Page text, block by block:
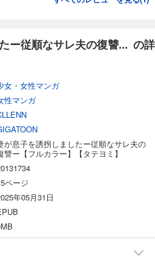
妻が息子を誘拐しましたー従順なサレ夫の復讐ー【フルカラー】【タテヨミ】(17)
る
妻が息子を誘拐しましたー従順なサレ夫の復讐ー【フルカラー】【タテヨミ】(18)
カート
ー従順なサレ夫の復讐... の詳
女・女性マンガ
性マンガ
が息子を誘拐しましたー従順なサレ夫の
讐ー【フルカラー】【タテヨミ】
ページ
年05月31日